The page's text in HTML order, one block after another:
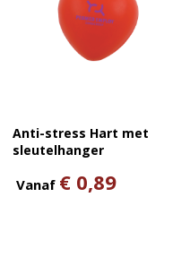
Anti-stress Hart met
sleutelhanger
Vanaf € 0,89